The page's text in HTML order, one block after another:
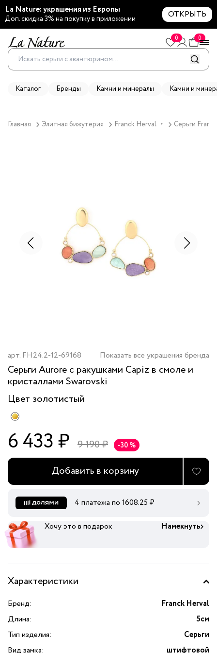
La Nature: украшения из Европы
Доп. скидка 3% на покупку в приложении ОТКРЫТЬ
0 0
Каталог Бренды Камни и минералы Камни и
Главная Элитная бижутерия Franck Herval ▼ Серьги
арт. FH24.2-12-69168 Показать все украшения бренда
Серьги Aurore с ракушками Capiz в смоле и
кристаллами Swarovski
Цвет золотистый
6 433 ₽ 9 190 ₽ -30 %
Добавить в корзину
4 платежа по 1608.25 ₽
Хочу это в подарок Намекнуть
Характеристики
Бренд:
Franck Herval
Длина:
5см
Тип изделия:
Серьги
Вид замка:
штифтовой